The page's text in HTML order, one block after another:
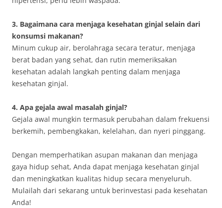
3. Bagaimana cara menjaga kesehatan ginjal selain dari
konsumsi makanan?
Minum cukup air, berolahraga secara teratur, menjaga
berat badan yang sehat, dan rutin memeriksakan
kesehatan adalah langkah penting dalam menjaga
kesehatan ginjal.
4. Apa gejala awal masalah ginjal?
Gejala awal mungkin termasuk perubahan dalam frekuensi
berkemih, pembengkakan, kelelahan, dan nyeri pinggang.
Dengan memperhatikan asupan makanan dan menjaga
gaya hidup sehat, Anda dapat menjaga kesehatan ginjal
dan meningkatkan kualitas hidup secara menyeluruh.
Mulailah dari sekarang untuk berinvestasi pada kesehatan
Anda!